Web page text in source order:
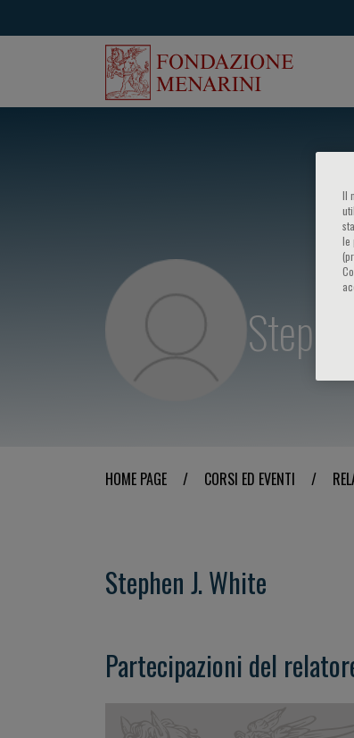
HOME PAGE / CORSI ED EVENTI /
Stephen J. White
Partecipazioni del
Il
le